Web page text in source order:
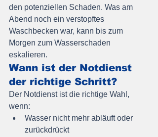
den potenziellen Schaden. Was am
Abend noch ein verstopftes
Waschbecken war, kann bis zum
Morgen zum Wasserschaden
eskalieren.
Wann ist der Notdienst
der richtige Schritt?
Der Notdienst ist die richtige Wahl,
wenn:
Wasser nicht mehr abläuft oder
zurückdrückt